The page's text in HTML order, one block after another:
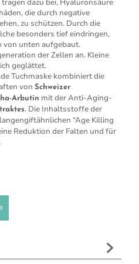
dazu bei, Hyaluronsäure
die durch negative
zu schützen. Durch die
besonders tief eindringen,
von unten aufgebaut.
der Zellen an. Kleine
geglättet.
Tuchmaske kombiniert die
von Schweizer
Arbutin mit der Anti-Aging-
. Die Inhaltsstoffe der
“Age Killing
Reduktion der Falten und für
Menge